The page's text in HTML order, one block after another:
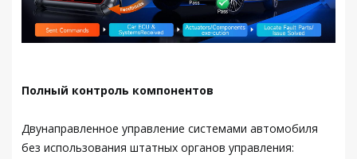
Полный контроль компонентов
Двунаправленное управление системами автомобиля
без использования штатных органов управления: